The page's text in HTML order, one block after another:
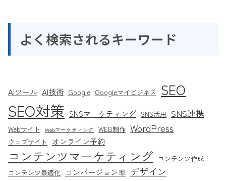
よく検索されるキーワード
AIツール AI技術 Google Googleマイビジネス SEO
SEO対策 SNSマーケティング SNS活用 SNS連携
Webサイト Webマーケティング WEB制作 WordPress
ウェブサイト オンライン予約
コンテンツマーケティング コンテンツ作成
コンテンツ最適化
コンバージョン率 デザイン